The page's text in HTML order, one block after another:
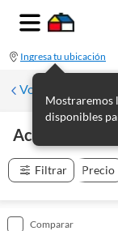
Ingresa tu ubicación
Mostraremos
disponibles
Volver a Baterías
Accesorios De
Filtrar Precio
comparar